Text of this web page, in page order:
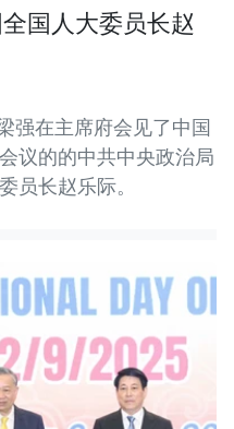
国人大委员长赵
强在主席府会见了中国
议的的中共中央政治局
员长赵乐际。